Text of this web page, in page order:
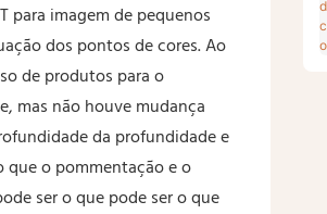
para imagem de pequenos
dos pontos de cores. Ao
de produtos para o
mas não houve mudança
da profundidade e
o pommentação e o
ser o que pode ser o que